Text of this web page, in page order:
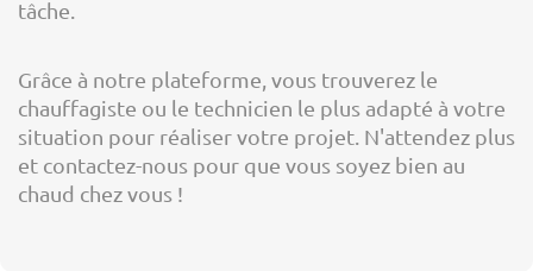
tâche.
Grâce à notre plateforme, vous trouverez le
chauffagiste ou le technicien le plus adapté à votre
situation pour réaliser votre projet. N'attendez plus
et contactez-nous pour que vous soyez bien au
chaud chez vous !